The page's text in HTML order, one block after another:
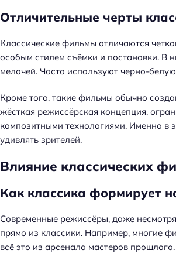
Отличительные черты
Классические фильмы отличаются
особым стилем съёмки и постановки. В
мелочей. Часто используют черно-
Кроме того, такие фильмы обычно
жёсткая режиссёрская концепция,
композитными технологиями. Именно в
удивлять зрителей.
Влияние классических
Как классика формирует
Современные режиссёры, даже
прямо из классики. Например, многие
всё это из арсенала мастеров прошлого.